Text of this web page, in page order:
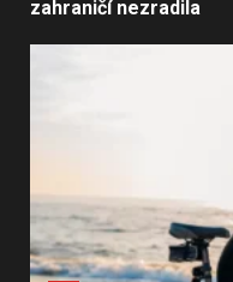
zahraničí nezradila